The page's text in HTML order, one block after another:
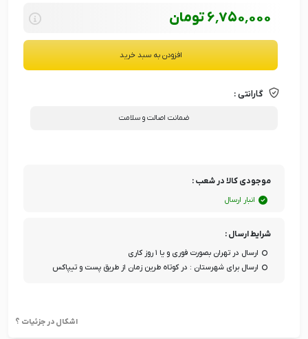
6٬750٬000تومان
افزودن به سبد خرید
گارانتی :
ضمانت اصالت و سلامت
موجودی کالا در شعب :
انبار ارسال
شرایط ارسال :
ارسال در تهران بصورت فوری و یا ۱ روز کاری
ارسال برای شهرستان : در کوتاه طرین زمان از طریق پست و تیپاکس
اشکال در جزئیات ؟